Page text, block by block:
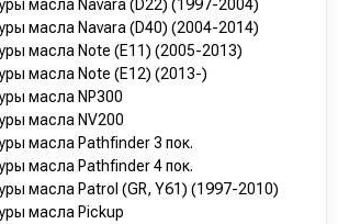
масла Navara (D22) (1997-2004)
масла Navara (D40) (2004-2014)
масла Note (E11) (2005-2013)
масла Note (E12) (2013-)
масла NP300
масла NV200
масла Pathfinder 3 пок.
масла Pathfinder 4 пок.
масла Patrol (GR, Y61) (1997-2010)
масла Pickup